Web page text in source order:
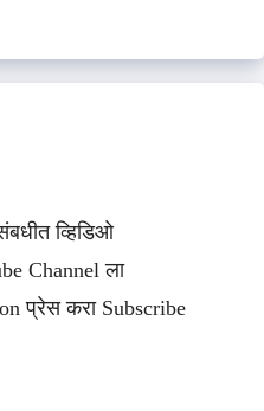
व्हिडिओ
Channel ला
प्रेस करा Subscribe